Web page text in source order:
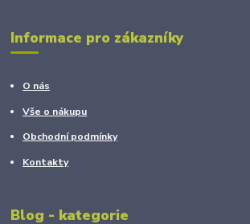
Informace pro zákazníky
O nás
Vše o nákupu
Obchodní podmínky
Kontakty
Blog - kategorie